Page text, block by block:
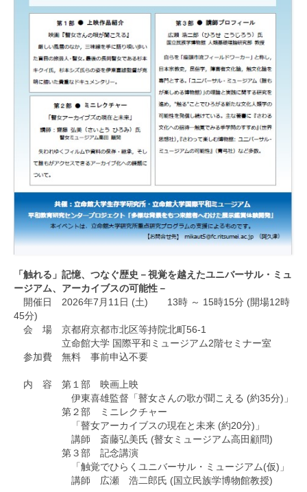
「触れる」記憶、つなぐ歴史－視覚を越えたユニバーサル・ミュ
ージアム、アーカイブスの可能性－
開催日 2026年7月11日 (土) 13時 ～ 15時15分 (開場12時
45分)
会 場 京都府京都市北区等持院北町56-1
立命館大学 国際平和ミュージアム2階セミナー室
参加費 無料 事前申込不要
内 容 第１部 映画上映
伊東喜雄監督「瞽女さんの歌が聞こえる (約35分)」
第２部 ミニレクチャー
「瞽女アーカイブスの現在と未来 (約20分)」
講師 斎藤弘美氏 (瞽女ミュージアム高田顧問)
第３部 記念講演
「触覚でひらくユニバーサル・ミュージアム(仮)」
講師 広瀬 浩二郎氏 (国立民族学博物館教授)